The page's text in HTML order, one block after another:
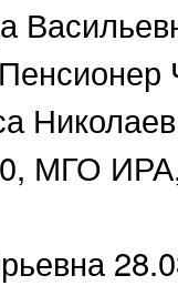
МГО